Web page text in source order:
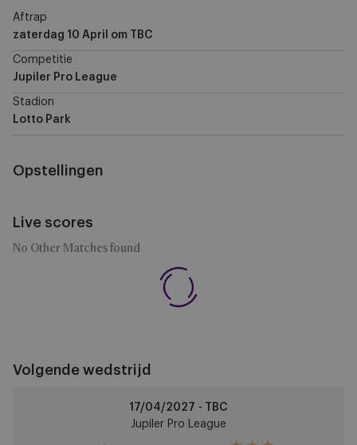
Aftrap
zaterdag 10 April
om TBC
Competitie
Jupiler Pro League
Stadion
Lotto Park
Opstellingen
Live scores
No Other Matches found
Volgende wedstrijd
17/04/2027 - TBC
Jupiler Pro League